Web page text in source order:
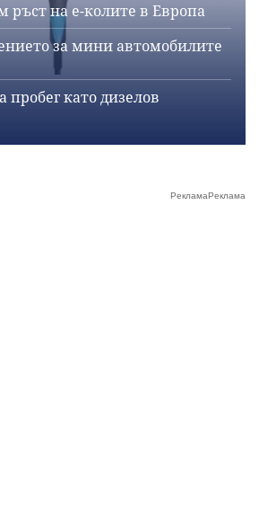
ръст на е-колите в Европа
за мини автомобилите
пробег като дизелов